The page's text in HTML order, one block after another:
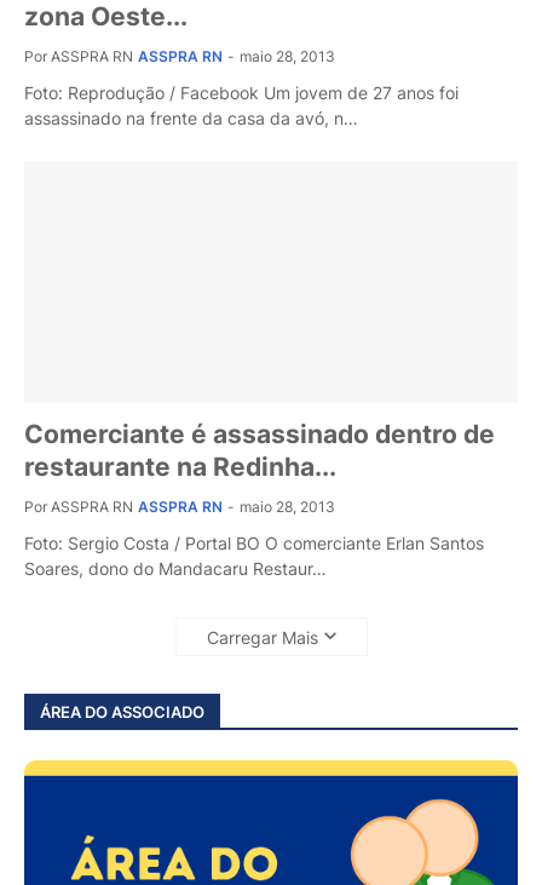
zona Oeste...
Por ASSPRA RN ASSPRA RN - maio 28, 2013
Foto: Reprodução / Facebook Um jovem de 27 anos foi
assassinado na frente da casa da avó, n…
Comerciante é assassinado dentro de
restaurante na Redinha...
Por ASSPRA RN ASSPRA RN - maio 28, 2013
Foto: Sergio Costa / Portal BO O comerciante Erlan Santos
Soares, dono do Mandacaru Restaur…
Carregar Mais
ÁREA DO ASSOCIADO